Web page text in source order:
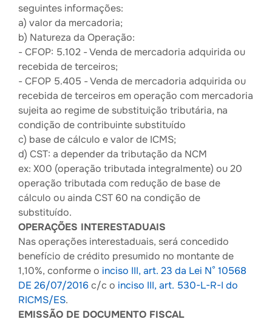
seguintes informações:
a) valor da mercadoria;
b) Natureza da Operação:
- CFOP: 5.102 - Venda de mercadoria adquirida ou
recebida de terceiros;
- CFOP 5.405 - Venda de mercadoria adquirida ou
recebida de terceiros em operação com mercadoria
sujeita ao regime de substituição tributária, na
condição de contribuinte substituído
c) base de cálculo e valor de ICMS;
d) CST: a depender da tributação da NCM
ex: X00 (operação tributada integralmente) ou 20
operação tributada com redução de base de
cálculo ou ainda CST 60 na condição de
substituído.
OPERAÇÕES INTERESTADUAIS
Nas operações interestaduais, será concedido
benefício de crédito presumido no montante de
1,10%, conforme o inciso III, art. 23 da Lei N° 10568
DE 26/07/2016 c/c o inciso III, art. 530-L-R-I do
RICMS/ES.
EMISSÃO DE DOCUMENTO FISCAL